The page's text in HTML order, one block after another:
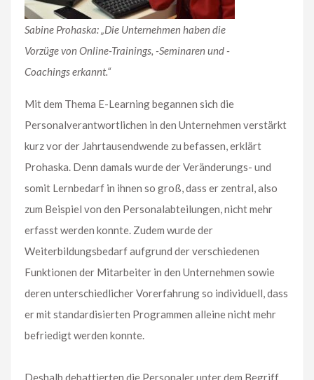
Sabine Prohaska: „Die Unternehmen haben die
Vorzüge von Online-Trainings, -Seminaren und -
Coachings erkannt.“
Mit dem Thema E-Learning begannen sich die
Personalverantwortlichen in den Unternehmen verstärkt
kurz vor der Jahrtausendwende zu befassen, erklärt
Prohaska. Denn damals wurde der Veränderungs- und
somit Lernbedarf in ihnen so groß, dass er zentral, also
zum Beispiel von den Personalabteilungen, nicht mehr
erfasst werden konnte. Zudem wurde der
Weiterbildungsbedarf aufgrund der verschiedenen
Funktionen der Mitarbeiter in den Unternehmen sowie
deren unterschiedlicher Vorerfahrung so individuell, dass
er mit standardisierten Programmen alleine nicht mehr
befriedigt werden konnte.
Deshalb debattierten die Personaler unter dem Begriff